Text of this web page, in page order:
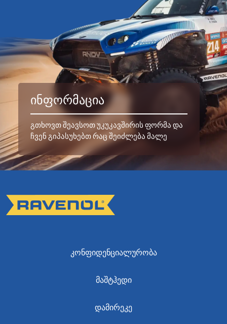
ᲘᲜᲤᲝᲠᲛᲐᲪᲘᲐ
გთხოვთ შეავსოთ უკუკავშირის ფორმა და
ჩვენ გიპასუხებთ რაც შეიძლება მალე
ᲙᲝᲜᲤᲘᲓᲔᲜᲪᲘᲐᲚᲣᲠᲝᲑᲐ
ᲛᲐᲨᲢᲰᲔᲓᲘ
ᲓᲐᲛᲘᲠᲔᲙᲔ